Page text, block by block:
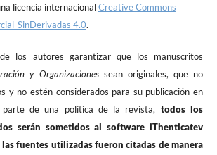
licencia internacionalCreative Commons
SinDerivadas 4.0.
los autores garantizar que los manuscritos
y Organizaciones sean originales, que no
y no estén considerados para su publicación en
de una política de la revista, todos los
serán sometidos al software iThenticatev
fuentes utilizadas fueron citadas de manera